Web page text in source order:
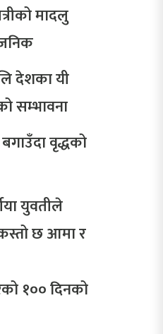
मादलु
देशका यी
सम्भावना
वृद्धको
युवतीले
छ आमा र
१०० दिनको